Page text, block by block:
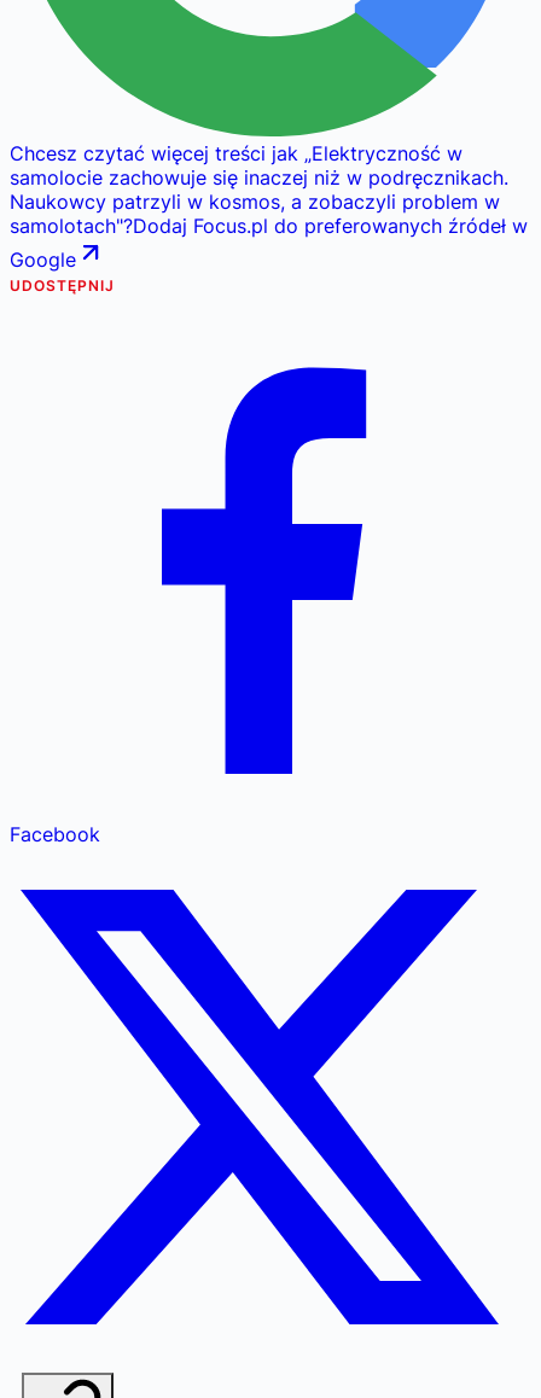
Chcesz czytać więcej treści jak „Elektryczność w
samolocie zachowuje się inaczej niż w podręcznikach.
Naukowcy patrzyli w kosmos, a zobaczyli problem w
samolotach"?Dodaj Focus.pl do preferowanych źródeł w
Google
UDOSTĘPNIJ
Facebook